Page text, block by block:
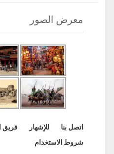
معرض الصور
اتصل بنا للإشهار
فريق
شروط الاستخدام